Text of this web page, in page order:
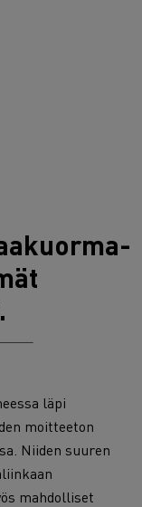
läpi
moitteeton
Niiden suuren
mahdolliset